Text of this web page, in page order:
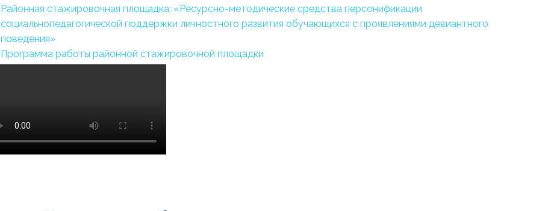
Районная стажировочная площадка: «Ресурсно-методические средства персонификации
социальнопедагогической поддержки личностного развития обучающихся с проявлениями девиантного
поведения»
Программа работы районной стажировочной площадки